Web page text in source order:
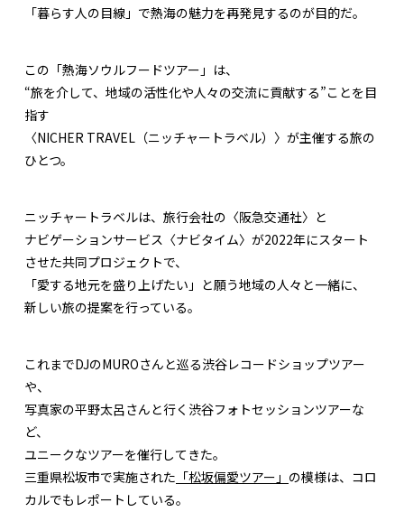
「暮らす人の目線」で熱海の魅力を再発見するのが目的だ。
この「熱海ソウルフードツアー」は、
“旅を介して、地域の活性化や人々の交流に貢献する”ことを目
指す
〈NICHER TRAVEL（ニッチャートラベル）〉が主催する旅の
ひとつ。
ニッチャートラベルは、旅行会社の〈阪急交通社〉と
ナビゲーションサービス〈ナビタイム〉が2022年にスタート
させた共同プロジェクトで、
「愛する地元を盛り上げたい」と願う地域の人々と一緒に、
新しい旅の提案を行っている。
これまでDJのMUROさんと巡る渋谷レコードショップツアー
や、
写真家の平野太呂さんと行く渋谷フォトセッションツアーな
ど、
ユニークなツアーを催行してきた。
三重県松坂市で実施された 「松坂偏愛ツアー」 の模様は、コロ
カルでもレポートしている。